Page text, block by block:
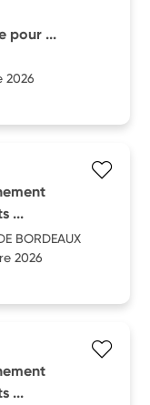
pour ...
2026
...
BORDEAUX
2026
...